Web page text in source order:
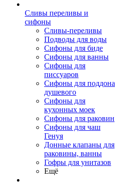
Сливы переливы и
сифоны
Сливы-переливы
Подводы для воды
Сифоны для биде
Сифоны для ванны
Сифоны для
писсуаров
Сифоны для поддона
душевого
Сифоны для
кухонных моек
Сифоны для раковин
Сифоны для чаш
Генуя
Донные клапаны для
раковины, ванны
Гофры для унитазов
Ещё